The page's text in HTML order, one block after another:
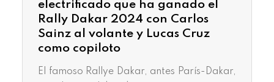
electrificado que ha ganado el
Rally Dakar 2024 con Carlos
Sainz al volante y Lucas Cruz
como copiloto
El famoso Rallye Dakar, antes París-Dakar,